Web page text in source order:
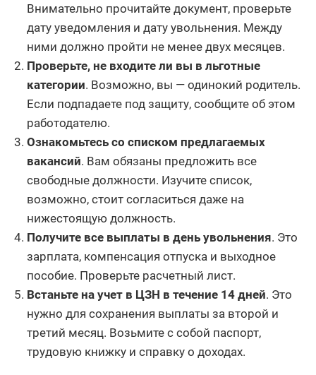
Внимательно прочитайте документ, проверьте
дату уведомления и дату увольнения. Между
ними должно пройти не менее двух месяцев.
Проверьте, не входите ли вы в льготные
категории. Возможно, вы — одинокий родитель.
Если подпадаете под защиту, сообщите об этом
работодателю.
Ознакомьтесь со списком предлагаемых
вакансий. Вам обязаны предложить все
свободные должности. Изучите список,
возможно, стоит согласиться даже на
нижестоящую должность.
Получите все выплаты в день увольнения. Это
зарплата, компенсация отпуска и выходное
пособие. Проверьте расчетный лист.
Встаньте на учет в ЦЗН в течение 14 дней. Это
нужно для сохранения выплаты за второй и
третий месяц. Возьмите с собой паспорт,
трудовую книжку и справку о доходах.